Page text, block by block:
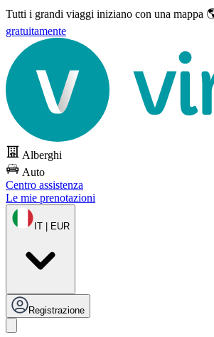
Tutti i grandi viaggi iniziano con una mappa
gratuitamente
Alberghi
Auto
Centro assistenza
Le mie prenotazioni
IT | EUR
Registrazione